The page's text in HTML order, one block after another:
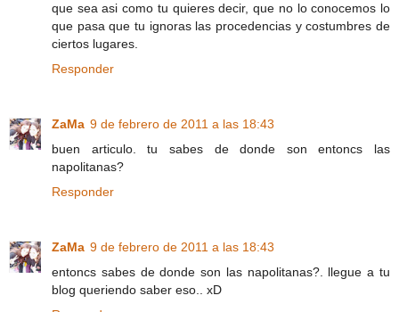
que sea asi como tu quieres decir, que no lo conocemos lo
que pasa que tu ignoras las procedencias y costumbres de
ciertos lugares.
Responder
ZaMa 9 de febrero de 2011 a las 18:43
buen articulo. tu sabes de donde son entoncs las
napolitanas?
Responder
ZaMa 9 de febrero de 2011 a las 18:43
entoncs sabes de donde son las napolitanas?. llegue a tu
blog queriendo saber eso.. xD